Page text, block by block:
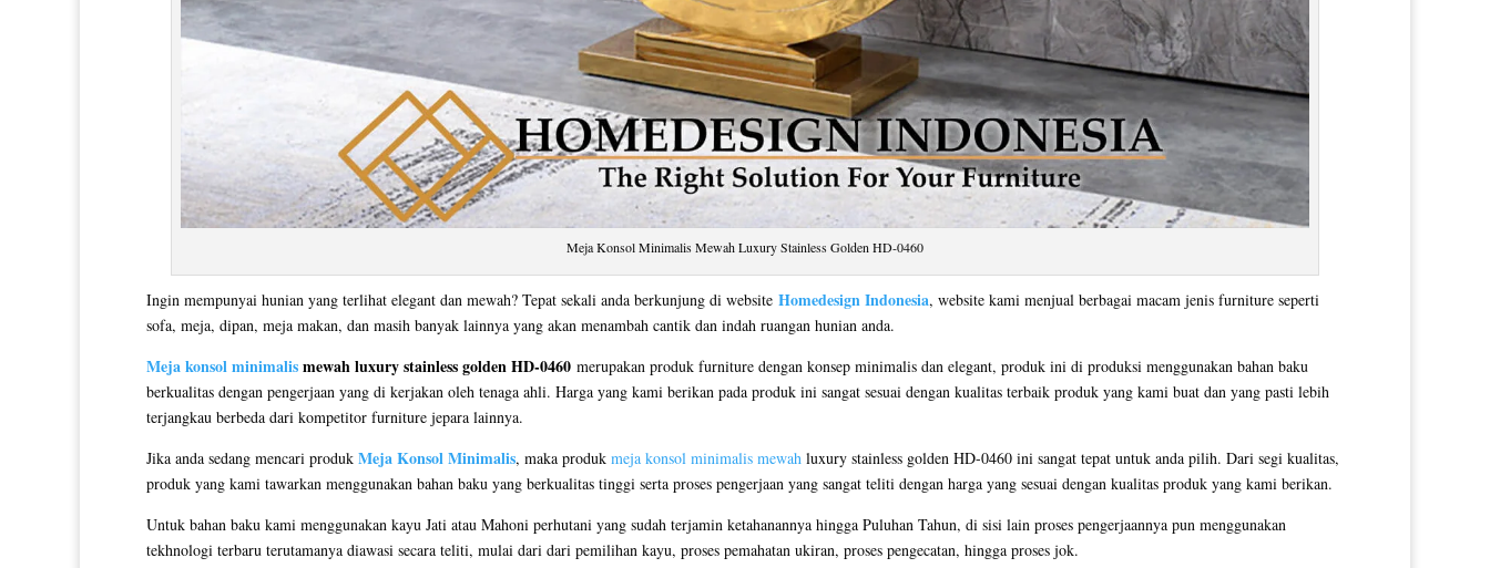
Meja Konsol Minimalis Mewah Luxury Stainless Golden HD-0460
Ingin mempunyai hunian yang terlihat elegant dan mewah? Tepat sekali anda berkunjung di website Homedesign Indonesia, website kami menjual berbagai macam jenis furniture seperti
sofa, meja, dipan, meja makan, dan masih banyak lainnya yang akan menambah cantik dan indah ruangan hunian anda.
Meja konsol minimalismewah luxury stainless golden HD-0460 merupakan produk furniture dengan konsep minimalis dan elegant, produk ini di produksi menggunakan bahan baku
berkualitas dengan pengerjaan yang di kerjakan oleh tenaga ahli. Harga yang kami berikan pada produk ini sangat sesuai dengan kualitas terbaik produk yang kami buat dan yang pasti lebih
terjangkau berbeda dari kompetitor furniture jepara lainnya.
Jika anda sedang mencari produk Meja Konsol Minimalis, maka produk meja konsol minimalis mewah luxury stainless golden HD-0460 ini sangat tepat untuk anda pilih. Dari segi kualitas,
produk yang kami tawarkan menggunakan bahan baku yang berkualitas tinggi serta proses pengerjaan yang sangat teliti dengan harga yang sesuai dengan kualitas produk yang kami berikan.
Untuk bahan baku kami menggunakan kayu Jati atau Mahoni perhutani yang sudah terjamin ketahanannya hingga Puluhan Tahun, di sisi lain proses pengerjaannya pun menggunakan
tekhnologi terbaru terutamanya diawasi secara teliti, mulai dari dari pemilihan kayu, proses pemahatan ukiran, proses pengecatan, hingga proses jok.